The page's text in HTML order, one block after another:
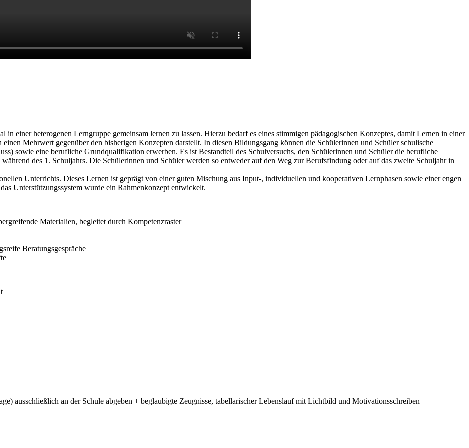
einer heterogenen Lerngruppe gemeinsam lernen zu lassen. Hierzu bedarf es eines stimmigen pädagogischen Konzeptes, damit Lernen in einer
Mehrwert gegenüber den bisherigen Konzepten darstellt. In diesen Bildungsgang können die Schülerinnen und Schüler schulische
sowie eine berufliche Grundqualifikation erwerben. Es ist Bestandteil des Schulversuchs, den Schülerinnen und Schüler die berufliche
des 1. Schuljahrs. Die Schülerinnen und Schüler werden so entweder auf den Weg zur Berufsfindung oder auf das zweite Schuljahr in
Unterrichts. Dieses Lernen ist geprägt von einer guten Mischung aus Input-, individuellen und kooperativen Lernphasen sowie einer engen
Unterstützungssystem wurde ein Rahmenkonzept entwickelt.
Materialien, begleitet durch Kompetenzraster
Beratungsgespräche
ausschließlich an der Schule abgeben + beglaubigte Zeugnisse, tabellarischer Lebenslauf mit Lichtbild und Motivationsschreiben